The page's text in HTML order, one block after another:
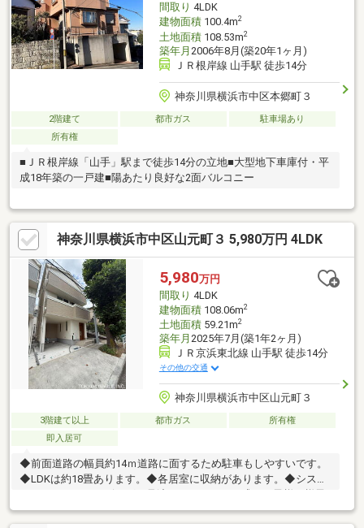
間取り 4LDK
建物面積100.4m2
土地面積108.53m2
築年月 2006年8月(築20年1ヶ月)
ＪＲ根岸線 山手駅 徒歩14分
神奈川県横浜市中区本郷町３
2階建て 都市ガス
駐車場あり
所有権
■ＪＲ根岸線「山手」駅まで徒歩14分の立地■大型地下車庫付・平
成18年築の一戸建■陽あたり良好な2面バルコニー
神奈川県横浜市中区山元町３ 5,980万円 4LDK
5,980万円
間取り 4LDK
建物面積108.06m2
土地面積59.21m2
築年月 2025年7月(築1年2ヶ月)
ＪＲ京浜東北線 山手駅 徒歩14分
その他の交通
神奈川県横浜市中区山元町３
3階建て以上 都市ガス
所有権
即入居可
◆前面道路の幅員約14ｍ道路に面するため駐車もしやすいです。
◆LDKは約18畳あります。◆各居室に収納があります。◆システ
を見ながら、ご家族との会話を楽しみながら、お料理をすること
ができます。また、完成したお料理を運ぶ手間を少しだけ軽減し